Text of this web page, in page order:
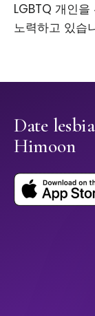
LGBTQ 개인
노력하고 있습
Date
Himoon